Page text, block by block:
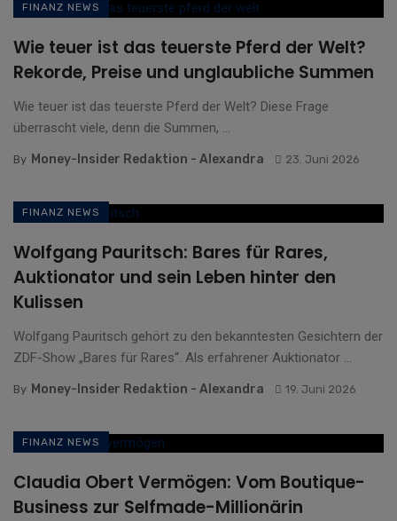
FINANZ NEWS
Wie teuer ist das teuerste Pferd der Welt?
Rekorde, Preise und unglaubliche Summen
Wie teuer ist das teuerste Pferd der Welt? Diese Frage
überrascht viele, denn die Summen, ...
By Money-Insider Redaktion - Alexandra 23. Juni 2026
FINANZ NEWS
Wolfgang Pauritsch: Bares für Rares,
Auktionator und sein Leben hinter den
Kulissen
Wolfgang Pauritsch gehört zu den bekanntesten Gesichtern der
ZDF-Show „Bares für Rares“. Als erfahrener Auktionator ...
By Money-Insider Redaktion - Alexandra 19. Juni 2026
FINANZ NEWS
Claudia Obert Vermögen: Vom Boutique-
Business zur Selfmade-Millionärin